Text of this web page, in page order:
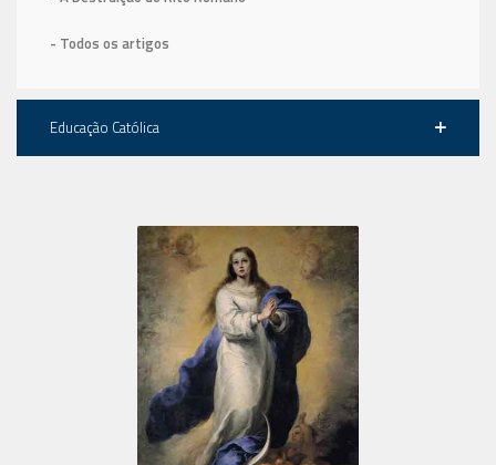
- Todos os artigos
Educação Católica